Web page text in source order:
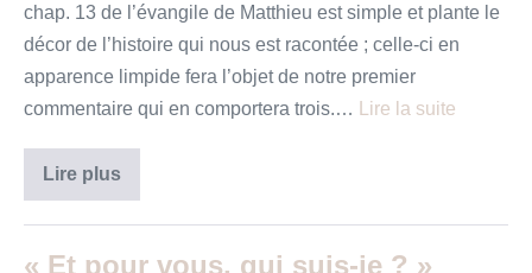
chap. 13 de l’évangile de Matthieu est simple et plante le
décor de l’histoire qui nous est racontée ; celle-ci en
apparence limpide fera l’objet de notre premier
commentaire qui en comportera trois.…
Lire la suite
Lire plusUn
pour
« Et pour vous, qui suis-je ? »